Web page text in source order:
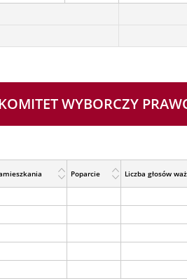
WYBORCZY
Poparcie Liczba głosów